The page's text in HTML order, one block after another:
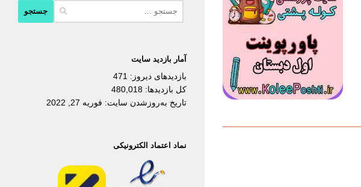
آمار بازدید سایت
بازدیدهای دیروز: 471
کل بازدیدها: 480,018
تاریخ به‌روزشدن سایت: فوریه 27, 2022
نماد اعتماد الکترونیکی